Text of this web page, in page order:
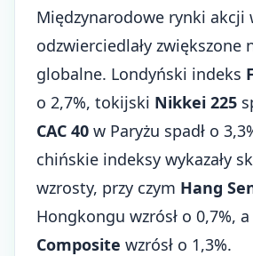
Międzynarodowe rynki akcji
odzwierciedlały zwiększone
globalne. Londyński indeks
o 2,7%, tokijski Nikkei 225
CAC 40 w Paryżu spadł o
chińskie indeksy wykazały
wzrosty, przy czym Hang
Hongkongu wzrósł o 0,7%, a
Composite wzrósł o 1,3%.